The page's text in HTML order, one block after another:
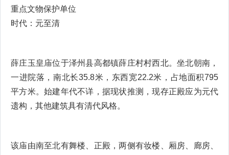
重点文物保护单位
时代：元至清
薛庄玉皇庙位于泽州县高都镇薛庄村村西北。坐北朝南，
一进院落，南北长35.8米，东西宽22.2米，占地面积795
平方米。始建年代不详，据现状推测，现存正殿应为元代
遗构，其他建筑具有清代风格。
该庙由南至北有舞楼、正殿，两侧有妆楼、厢房、廊房、